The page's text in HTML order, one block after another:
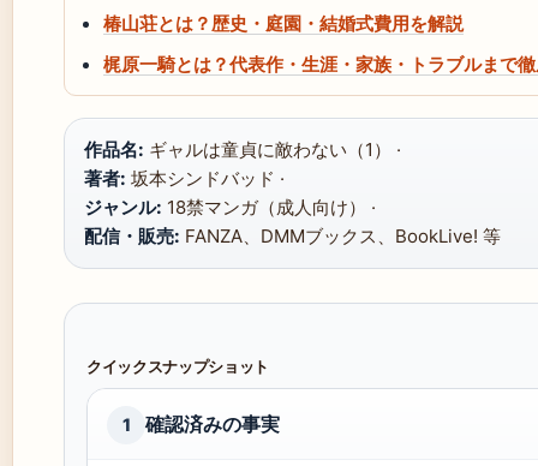
椿山荘とは？歴史・庭園・結婚式費用を解説
梶原一騎とは？代表作・生涯・家族・トラブルまで
作品名: ギャルは童貞に敵わない（1） ·
著者: 坂本シンドバッド ·
ジャンル: 18禁マンガ（成人向け） ·
配信・販売: FANZA、DMMブックス、BookLive! 等
クイックスナップショット
1 確認済みの事実